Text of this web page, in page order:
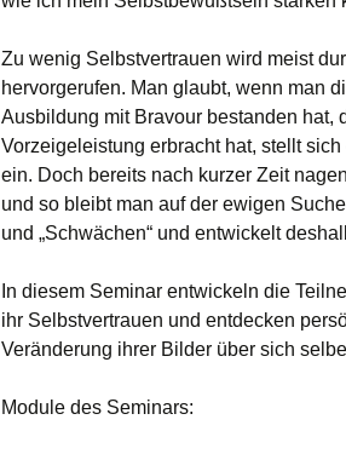
Zu wenig Selbstvertrauen wird meist
hervorgerufen. Man glaubt, wenn man
Ausbildung mit Bravour bestanden hat,
Vorzeigeleistung erbracht hat, stellt
ein. Doch bereits nach kurzer Zeit
und so bleibt man auf der ewigen
und „Schwächen“ und entwickelt
In diesem Seminar entwickeln die
ihr Selbstvertrauen und entdecken
Veränderung ihrer Bilder über sich
Module des Seminars: